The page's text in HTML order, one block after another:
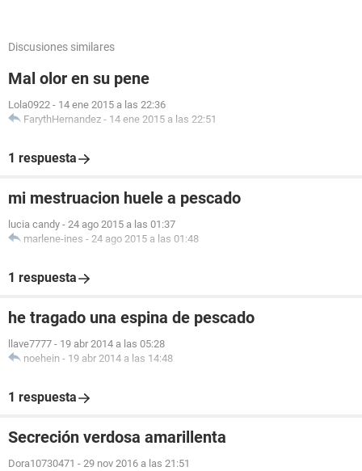
Discusiones similares
Mal olor en su pene
Lola0922 - 14 ene 2015 a las 22:36
FarythHernandez - 14 ene 2015 a las 22:51
1 respuesta
mi mestruacion huele a pescado
lucia candy - 24 ago 2015 a las 01:37
marlene-ines - 24 ago 2015 a las 01:48
1 respuesta
he tragado una espina de pescado
llave7777 - 19 abr 2014 a las 05:28
noehein - 19 abr 2014 a las 14:48
1 respuesta
Secreción verdosa amarillenta
Dora10730471 - 29 nov 2016 a las 21:51